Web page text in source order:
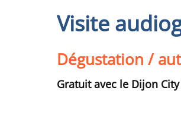
Visite
Dégustation /
Gratuit avec le Dijon City